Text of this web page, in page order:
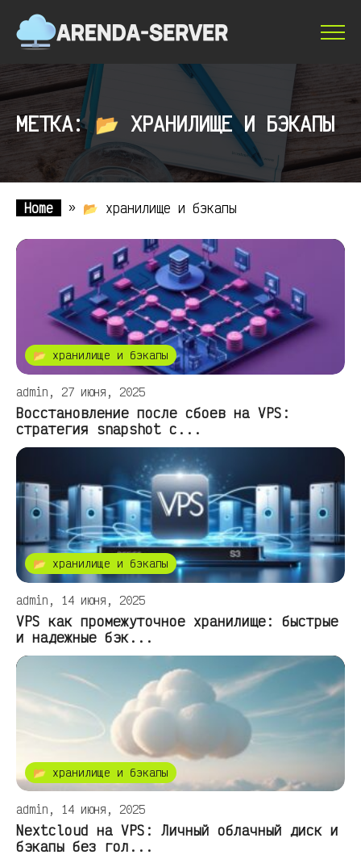
МЕТКА: 📂 ХРАНИЛИЩЕ И БЭКАПЫ
Home » 📂 хранилище и бэкапы
📂 хранилище и бэкапы
admin, 27 июня, 2025
Восстановление после сбоев на VPS:
стратегия snapshot с...
📂 хранилище и бэкапы
admin, 14 июня, 2025
VPS как промежуточное хранилище: быстрые
и надежные бэк...
📂 хранилище и бэкапы
admin, 14 июня, 2025
Nextcloud на VPS: Личный облачный диск и
бэкапы без гол...